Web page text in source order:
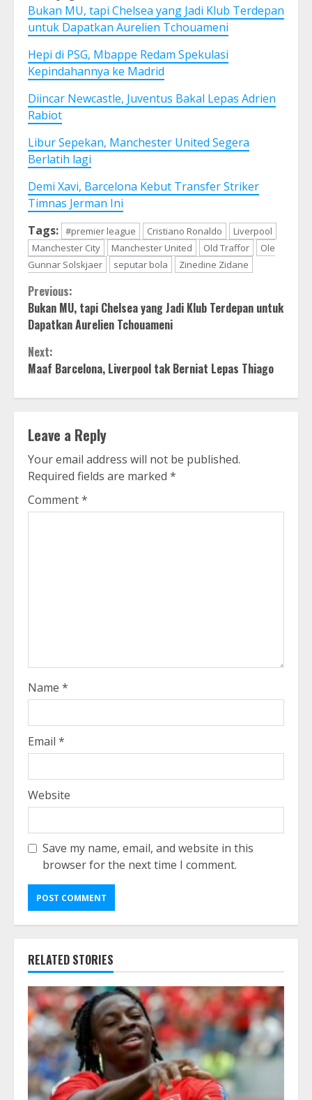
Bukan MU, tapi Chelsea yang Jadi Klub Terdepan
untuk Dapatkan Aurelien Tchouameni
Hepi di PSG, Mbappe Redam Spekulasi
Kepindahannya ke Madrid
Diincar Newcastle, Juventus Bakal Lepas Adrien
Rabiot
Libur Sepekan, Manchester United Segera
Berlatih lagi
Demi Xavi, Barcelona Kebut Transfer Striker
Timnas Jerman Ini
Tags: #premier league Cristiano Ronaldo
Liverpool
Manchester City
Manchester United Old Traffor
Ole
Gunnar Solskjaer
seputar bola Zinedine Zidane
Continue
Reading
Previous:
Bukan MU, tapi Chelsea yang Jadi Klub Terdepan untuk
Dapatkan Aurelien Tchouameni
Next:
Maaf Barcelona, Liverpool tak Berniat Lepas Thiago
Leave a Reply
Your email address will not be published.
Required fields are marked *
Comment*
Name *
Email *
Website
Save my name, email, and website in this
browser for the next time I comment.
RELATED STORIES